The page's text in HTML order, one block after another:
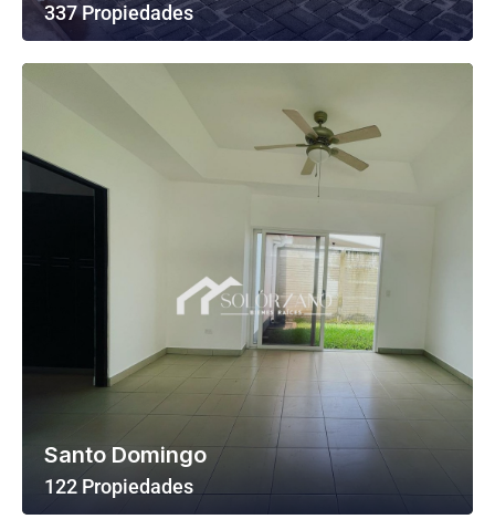
337 Propiedades
Ver Todas Las Propiedades
Santo Domingo
122 Propiedades